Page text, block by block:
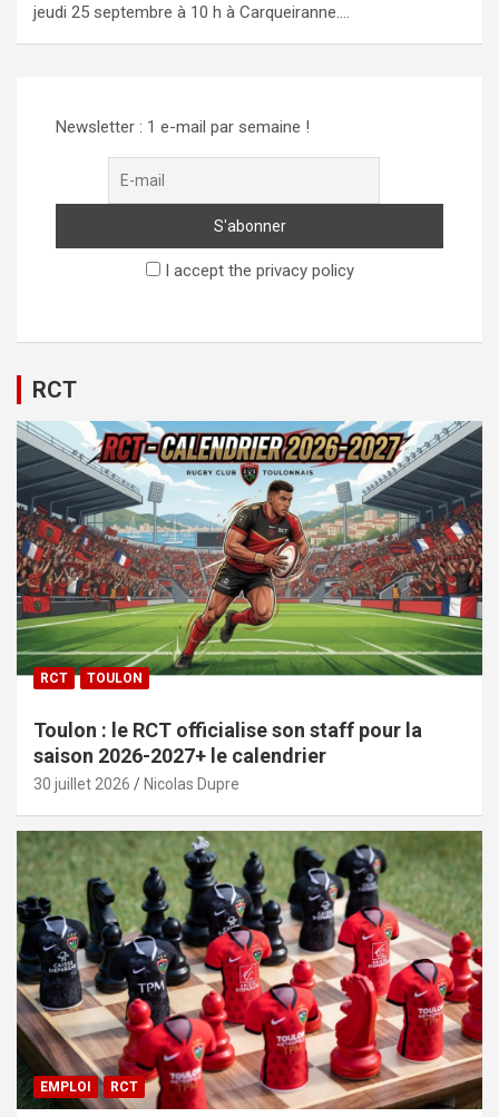
jeudi 25 septembre à 10 h à Carqueiranne.…
Newsletter : 1 e-mail par semaine !
I accept the privacy policy
RCT
RCT TOULON
Toulon : le RCT officialise son staff pour la
saison 2026-2027+ le calendrier
30 juillet 2026 Nicolas Dupre
EMPLOI RCT